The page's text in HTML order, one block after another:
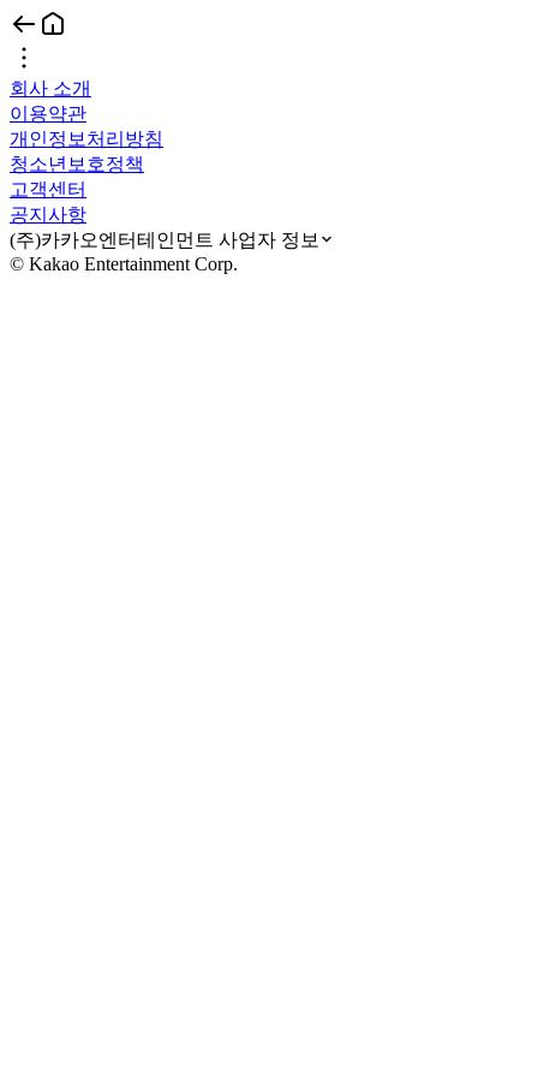
회사 소개
이용약관
개인정보처리방침
청소년보호정책
고객센터
공지사항
(주)카카오엔터테인먼트 사업자 정보
© Kakao Entertainment Corp.